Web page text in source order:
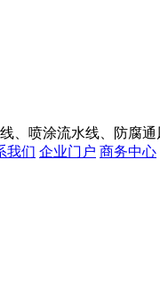
、喷涂流水线、防腐
我们 企业门户 商务中心